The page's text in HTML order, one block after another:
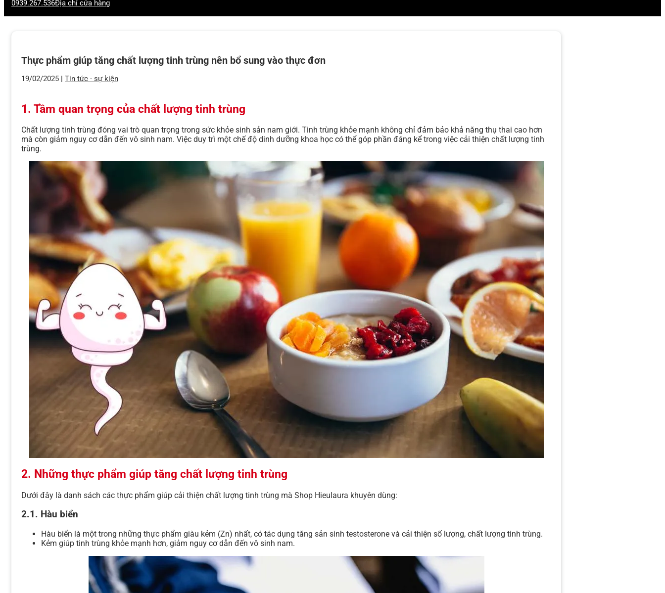
0939.267.536Địa chỉ cửa hàng
Thực phẩm giúp tăng chất lượng tinh trùng nên bổ sung vào thực đơn
19/02/2025 | Tin tức - sự kiện
1. Tầm quan trọng của chất lượng tinh trùng
Chất lượng tinh trùng đóng vai trò quan trọng trong sức khỏe sinh sản nam giới. Tinh trùng khỏe mạnh không chỉ đảm bảo khả năng thụ thai cao hơn
mà còn giảm nguy cơ dẫn đến vô sinh nam. Việc duy trì một chế độ dinh dưỡng khoa học có thể góp phần đáng kể trong việc cải thiện chất lượng tinh
trùng.
2. Những thực phẩm giúp tăng chất lượng tinh trùng
Dưới đây là danh sách các thực phẩm giúp cải thiện chất lượng tinh trùng mà Shop Hieulaura khuyên dùng:
2.1. Hàu biển
Hàu biển là một trong những thực phẩm giàu kẻm (Zn) nhất, có tác dụng tăng sản sinh testosterone và cải thiện số lượng, chất lượng tinh trùng.
Kẻm giúp tinh trùng khỏe mạnh hơn, giảm nguy cơ dẫn đến vô sinh nam.